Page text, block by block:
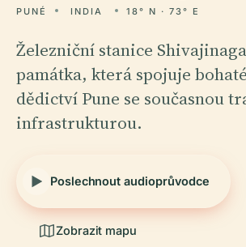
PUNÉ INDIA 18° N · 73° E
Železniční stanice
památka, která spojuje
dědictví Pune se současnou
infrastrukturou.
Poslechnout audioprůvodce
Zobrazit mapu